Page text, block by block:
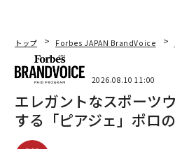
トップ Forbes JAPAN BrandVoice
2026.08.10 11:00
エレガントなスポーツ
する「ピアジェ」ポロ